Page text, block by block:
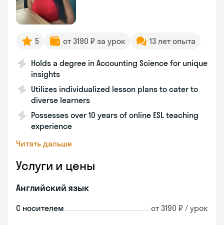
5 от 3190 ₽ за урок 13 лет опыта
Holds a degree in Accounting Science for unique
insights
Utilizes individualized lesson plans to cater to
diverse learners
Possesses over 10 years of online ESL teaching
experience
Читать дальше
Услуги и цены
Английский язык
С носителем от 3190 ₽ / урок